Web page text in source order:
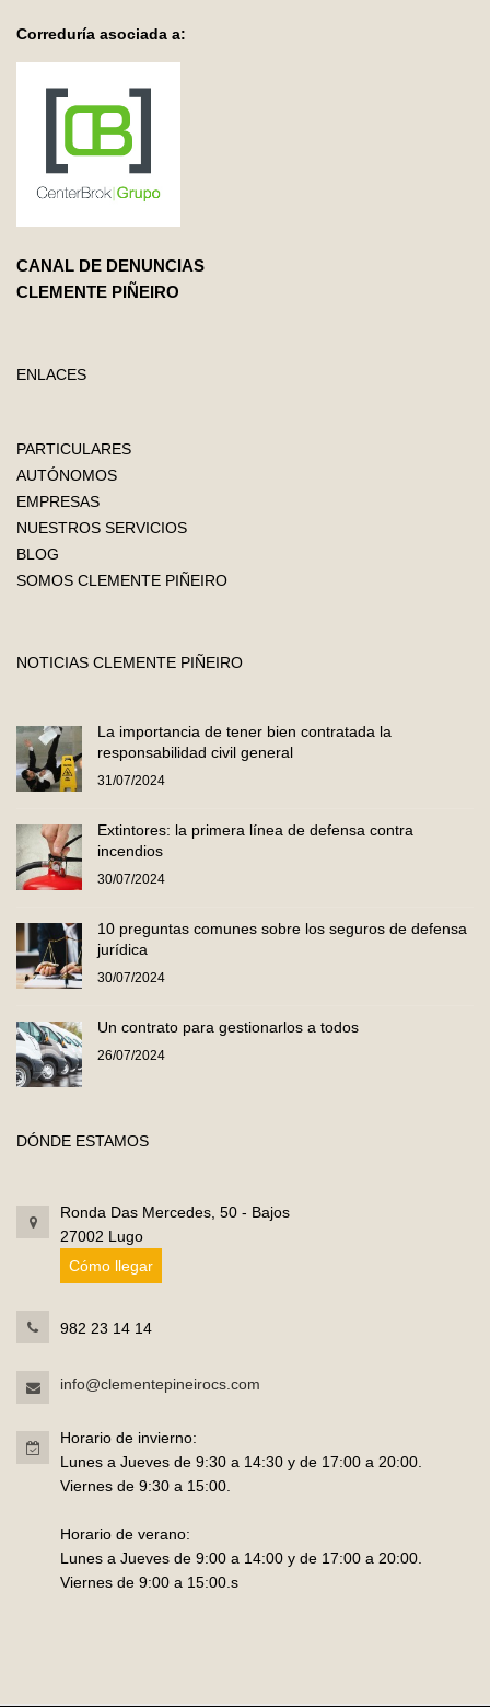
Correduría asociada a:
CANAL DE DENUNCIAS
CLEMENTE PIÑEIRO
ENLACES
PARTICULARES
AUTÓNOMOS
EMPRESAS
NUESTROS SERVICIOS
BLOG
SOMOS CLEMENTE PIÑEIRO
NOTICIAS CLEMENTE PIÑEIRO
La importancia de tener bien contratada la
responsabilidad civil general
31/07/2024
Extintores: la primera línea de defensa contra
incendios
30/07/2024
10 preguntas comunes sobre los seguros de defensa
jurídica
30/07/2024
Un contrato para gestionarlos a todos
26/07/2024
DÓNDE ESTAMOS
Ronda Das Mercedes, 50 - Bajos
27002 Lugo
Cómo llegar
982 23 14 14
info@clementepineirocs.com
Horario de invierno:
Lunes a Jueves de 9:30 a 14:30 y de 17:00 a 20:00.
Viernes de 9:30 a 15:00.
Horario de verano:
Lunes a Jueves de 9:00 a 14:00 y de 17:00 a 20:00.
Viernes de 9:00 a 15:00.s